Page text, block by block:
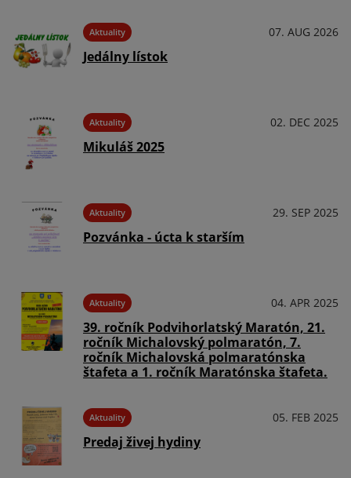
Aktuality 07. AUG 2026
Jedálny lístok
Aktuality 02. DEC 2025
Mikuláš 2025
Aktuality 29. SEP 2025
Pozvánka - úcta k starším
Aktuality 04. APR 2025
39. ročník Podvihorlatský Maratón, 21.
ročník Michalovský polmaratón, 7.
ročník Michalovská polmaratónska
štafeta a 1. ročník Maratónska štafeta.
Aktuality 05. FEB 2025
Predaj živej hydiny